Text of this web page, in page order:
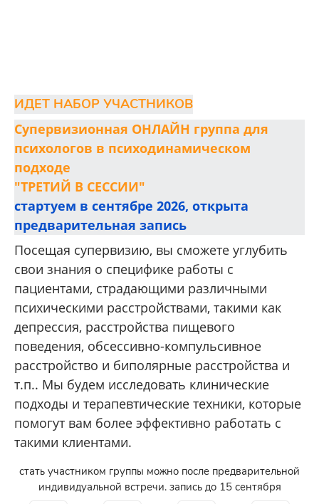
ИДЕТ НАБОР УЧАСТНИКОВ
Супервизионная ОНЛАЙН группа для
психологов в психодинамическом
подходе
"ТРЕТИЙ В СЕССИИ"
стартуем в сентябре 2026, открыта
предварительная запись
Посещая супервизию, вы сможете углубить
свои знания о специфике работы с
пациентами, страдающими различными
психическими расстройствами, такими как
депрессия, расстройства пищевого
поведения, обсессивно-компульсивное
расстройство и биполярные расстройства и
т.п.. Мы будем исследовать клинические
подходы и терапевтические техники, которые
помогут вам более эффективно работать с
такими клиентами.
стать участником группы можно после предварительной
индивидуальной встречи. запись до 15 сентября